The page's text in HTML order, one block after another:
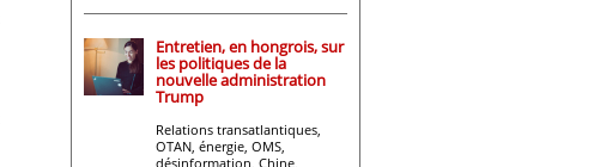
Entretien, en hongrois, sur
les politiques de la
nouvelle administration
Trump
Relations transatlantiques,
OTAN, énergie, OMS,
désinformation, Chine,